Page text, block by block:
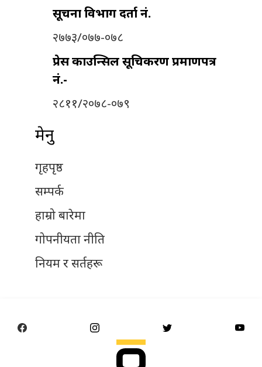
सूचना विभाग दर्ता नं.
२७७३/०७७-०७८
प्रेस काउन्सिल सूचिकरण प्रमाणपत्र
नं.-
२८११/२०७८-०७९
मेनु
गृहपृष्ठ
सम्पर्क
हाम्रो बारेमा
गोपनीयता नीति
नियम र सर्तहरू